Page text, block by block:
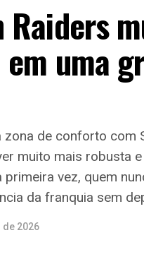
Raiders
uma
de conforto com
muito mais robusta
vez, quem
da franquia sem
2026